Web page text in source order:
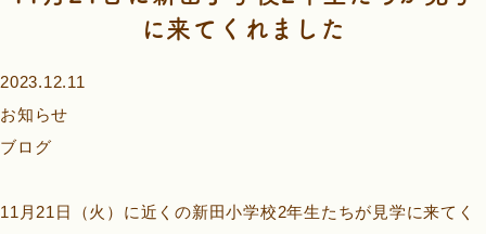
に来てくれました
2023.12.11
お知らせ
ブログ
11月21日（火）に近くの新田小学校2年生たちが見学に来てく